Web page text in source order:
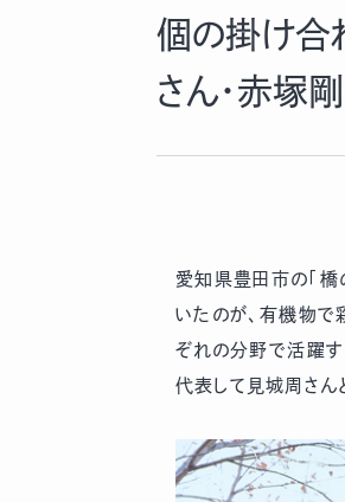
個の掛け合
さん・赤塚
愛知県豊田市の「橋
いたのが、有機物で
ぞれの分野で活躍す
代表して見城周さん